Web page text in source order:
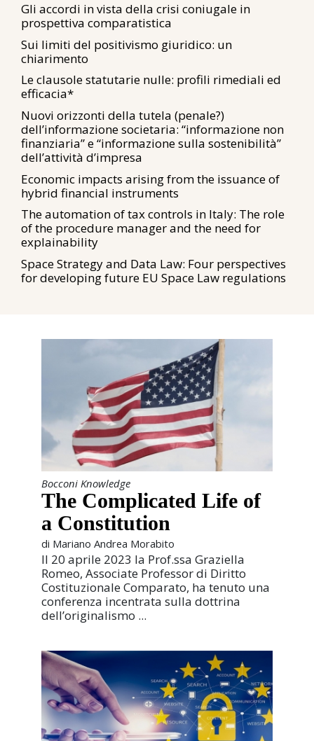
Gli accordi in vista della crisi coniugale in
prospettiva comparatistica
Sui limiti del positivismo giuridico: un
chiarimento
Le clausole statutarie nulle: profili rimediali ed
efficacia*
Nuovi orizzonti della tutela (penale?)
dell’informazione societaria: “informazione non
finanziaria” e “informazione sulla sostenibilità”
dell’attività d’impresa
Economic impacts arising from the issuance of
hybrid financial instruments
The automation of tax controls in Italy: The role
of the procedure manager and the need for
explainability
Space Strategy and Data Law: Four perspectives
for developing future EU Space Law regulations
Bocconi Knowledge
The Complicated Life of
a Constitution
di Mariano Andrea Morabito
Il 20 aprile 2023 la Prof.ssa Graziella
Romeo, Associate Professor di Diritto
Costituzionale Comparato, ha tenuto una
conferenza incentrata sulla dottrina
dell’originalismo ...